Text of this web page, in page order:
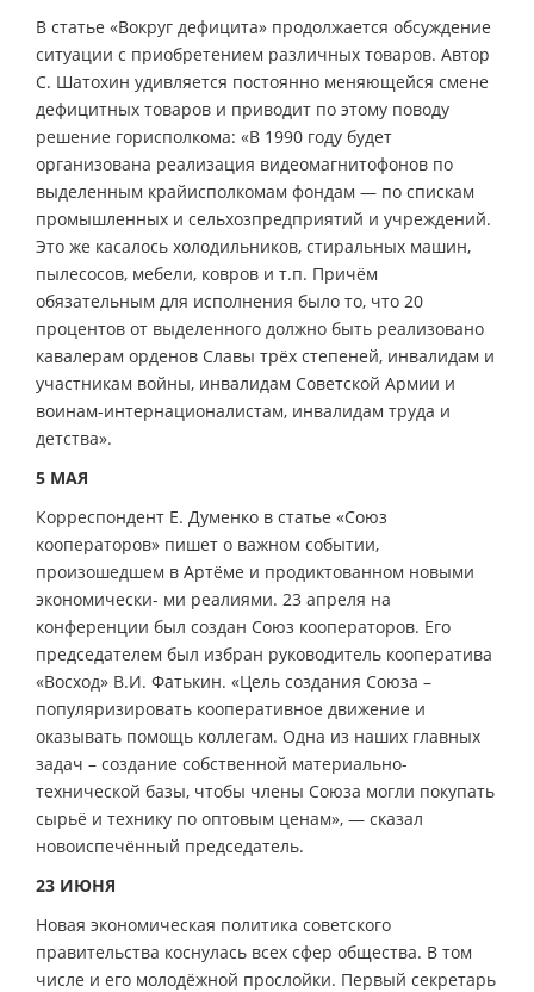
В статье «Вокруг дефицита» продолжается обсуждение
ситуации с приобретением различных товаров. Автор
С. Шатохин удивляется постоянно меняющейся смене
дефицитных товаров и приводит по этому поводу
решение горисполкома: «В 1990 году будет
организована реализация видеомагнитофонов по
выделенным крайисполкомам фондам — по спискам
промышленных и сельхозпредприятий и учреждений.
Это же касалось холодильников, стиральных машин,
пылесосов, мебели, ковров и т.п. Причём
обязательным для исполнения было то, что 20
процентов от выделенного должно быть реализовано
кавалерам орденов Славы трёх степеней, инвалидам и
участникам войны, инвалидам Советской Армии и
воинам-интернационалистам, инвалидам труда и
детства».
5 МАЯ
Корреспондент Е. Думенко в статье «Союз
кооператоров» пишет о важном событии,
произошедшем в Артёме и продиктованном новыми
экономически- ми реалиями. 23 апреля на
конференции был создан Союз кооператоров. Его
председателем был избран руководитель кооператива
«Восход» В.И. Фатькин. «Цель создания Союза –
популяризировать кооперативное движение и
оказывать помощь коллегам. Одна из наших главных
задач – создание собственной материально-
технической базы, чтобы члены Союза могли покупать
сырьё и технику по оптовым ценам», — сказал
новоиспечённый председатель.
23 ИЮНЯ
Новая экономическая политика советского
правительства коснулась всех сфер общества. В том
числе и его молодёжной прослойки. Первый секретарь